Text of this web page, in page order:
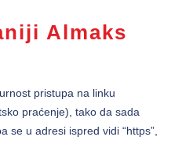
Almaks
pristupa na linku
praćenje), tako da sada
se u adresi ispred vidi “https”,